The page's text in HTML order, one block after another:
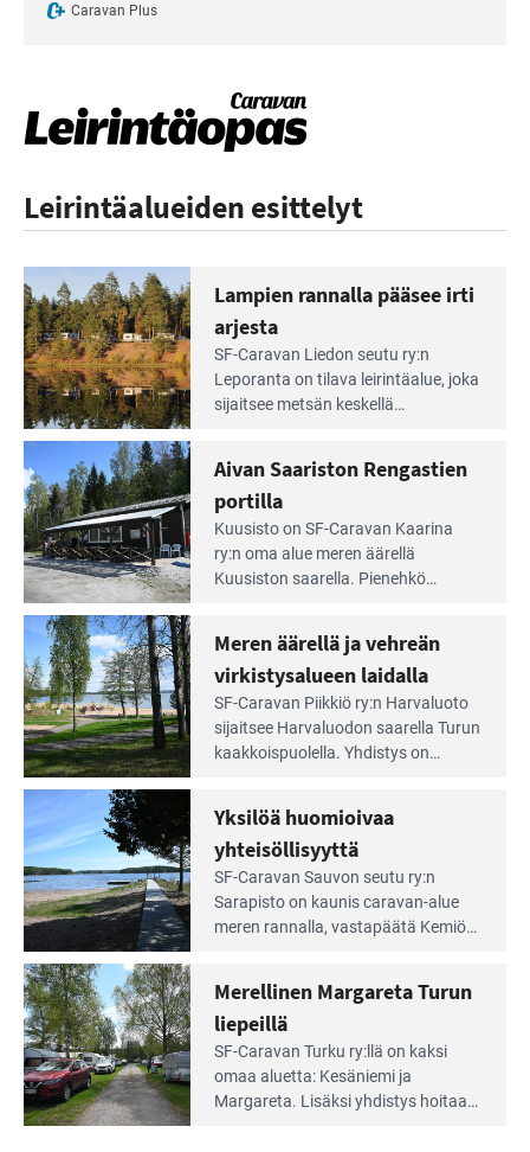
Caravan Plus
Leirintäalueiden esittelyt
Lue
Leirintäoppaan
artikkeli:
Lampien
rannalla
pääsee
irti
arjesta
Lampien rannalla pääsee irti
arjesta
SF-Caravan Liedon seutu ry:n
Leporanta on tilava leirintäalue, joka
sijaitsee metsän kes­kellä
tarjoaa ympäris­töineen kauniit
maisemat ja loistavat virkistäytymis­
mahdollisuudet.
Lue
Leirintäoppaan
artikkeli:
Aivan
Saariston
Rengastien
portilla
Aivan Saariston Rengastien
portilla
Kuusisto on SF-Caravan Kaarina
ry:n oma alue meren äärellä
Kuusiston saarella. Pie­nehkö
Lue
Leirintäoppaan
artikkeli:
Meren
äärellä
ja
vehreän
virkistysalueen
laidalla
Meren äärellä ja vehreän
virkistysalueen laidalla
SF-Caravan Piikkiö ry:n Harvaluoto
sijait­see Harvaluodon saarella Turun
kaakkois­puolella. Yhdistys on
virkistysalueesta.
Lue
Leirintäoppaan
artikkeli:
Yksilöä
huomioivaa
yhteisöllisyyttä
Yksilöä huomioivaa
yhteisöllisyyttä
SF-Caravan Sauvon seutu ry:n
Sarapisto on kaunis caravan-alue
meren rannalla, vasta­päätä Kemiön
kymmenen paikkaa ilman sähköä.
Lue
Leirintäoppaan
artikkeli:
Merellinen
Merellinen Margareta Turun
liepeillä
SF-Caravan Turku ry:llä on kaksi
omaa aluet­ta: Kesäniemi ja
Margareta. Lisäksi yhdis­tys hoitaa